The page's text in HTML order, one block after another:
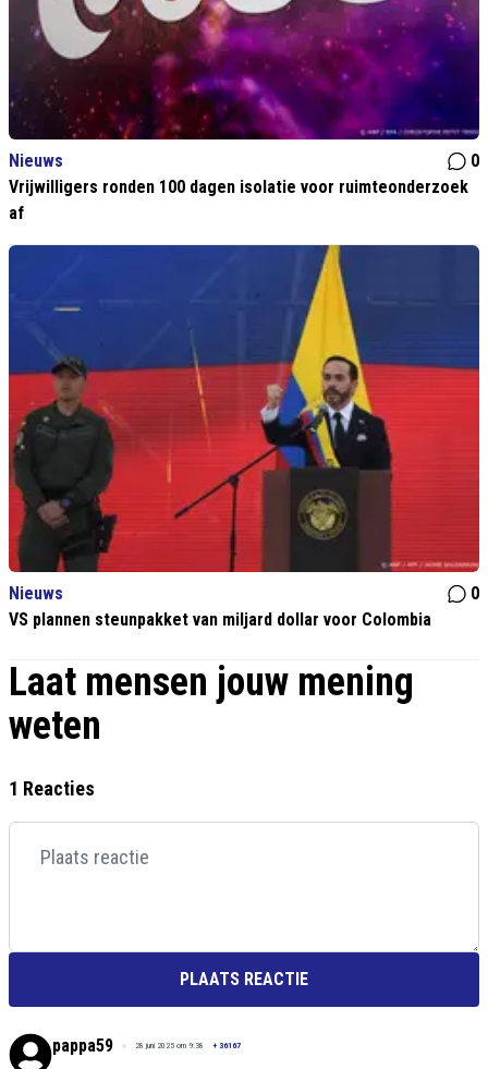
Nieuws
0
Vrijwilligers ronden 100 dagen isolatie voor ruimteonderzoek
af
Nieuws
0
VS plannen steunpakket van miljard dollar voor Colombia
Laat mensen jouw mening
weten
1 Reacties
PLAATS REACTIE
pappa59 28 juni 2025 om 9:38 + 36167